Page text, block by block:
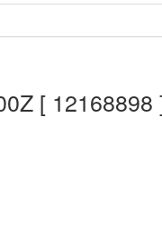
[ 12168898